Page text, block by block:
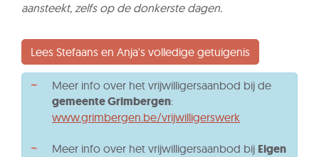
aansteekt, zelfs op de donkerste dagen.
Lees Stefaans en Anja's volledige getuigenis
Meer info over het vrijwilligersaanbod bij de
gemeente Grimbergen:
www.grimbergen.be/vrijwilligerswerk
Meer info over het vrijwilligersaanbod bij Eigen